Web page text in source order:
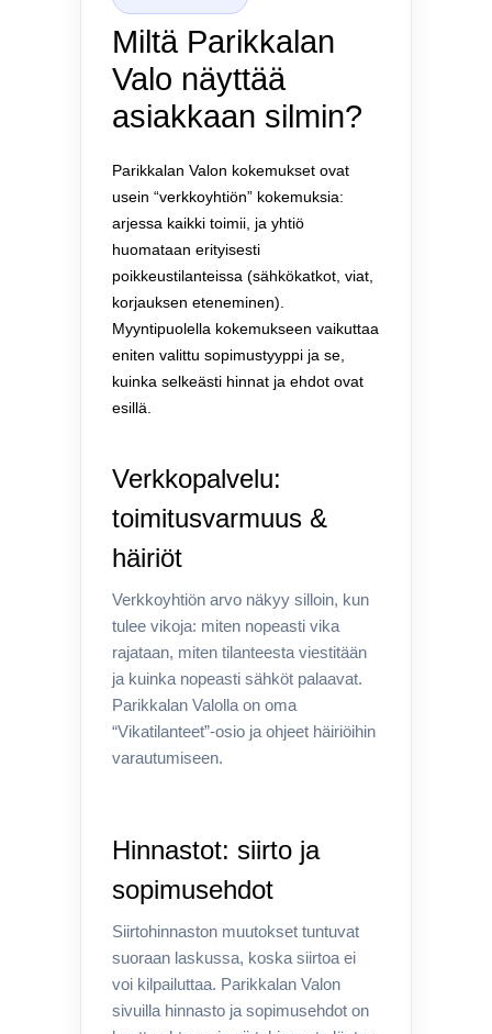
Miltä Parikkalan
Valo näyttää
asiakkaan silmin?
Parikkalan Valon kokemukset ovat
usein “verkkoyhtiön” kokemuksia:
arjessa kaikki toimii, ja yhtiö
huomataan erityisesti
poikkeustilanteissa (sähkökatkot, viat,
korjauksen eteneminen).
Myyntipuolella kokemukseen vaikuttaa
eniten valittu sopimustyyppi ja se,
kuinka selkeästi hinnat ja ehdot ovat
esillä.
Verkkopalvelu:
toimitusvarmuus &
häiriöt
Verkkoyhtiön arvo näkyy silloin, kun
tulee vikoja: miten nopeasti vika
rajataan, miten tilanteesta viestitään
ja kuinka nopeasti sähköt palaavat.
Parikkalan Valolla on oma
“Vikatilanteet”-osio ja ohjeet häiriöihin
varautumiseen.
Hinnastot: siirto ja
sopimusehdot
Siirtohinnaston muutokset tuntuvat
suoraan laskussa, koska siirtoa ei
voi kilpailuttaa. Parikkalan Valon
sivuilla hinnasto ja sopimusehdot on